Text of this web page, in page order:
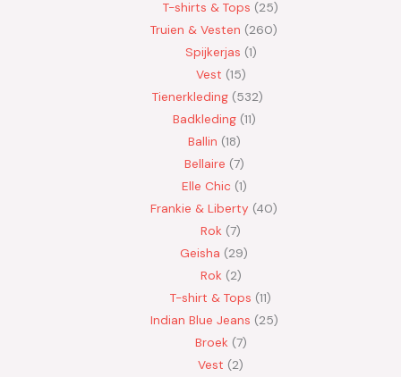
T-shirts & Tops
25
Truien & Vesten
260
Spijkerjas 1
Vest 15
Tienerkleding 532
Badkleding 11
Ballin 18
Bellaire 7
Elle Chic 1
Frankie & Liberty 40
Rok 7
Geisha
29
Rok 2
T-shirt & Tops 11
Indian Blue Jeans 25
Broek 7
Vest
2